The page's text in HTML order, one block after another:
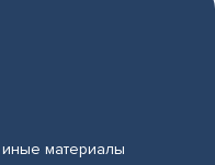
материалы